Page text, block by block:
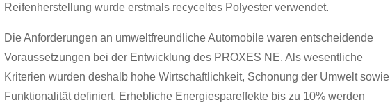
Reifenherstellung wurde erstmals recyceltes Polyester verwendet.
Die Anforderungen an umweltfreundliche Automobile waren entscheidende
Voraussetzungen bei der Entwicklung des PROXES NE. Als wesentliche
Kriterien wurden deshalb hohe Wirtschaftlichkeit, Schonung der Umwelt sowie
Funktionalität definiert. Erhebliche Energiespareffekte bis zu 10% werden